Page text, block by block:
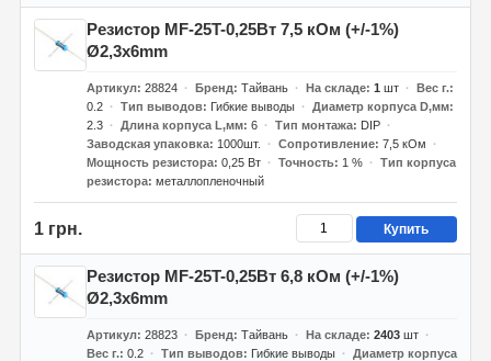
Резистор MF-25T-0,25Вт 7,5 кОм (+/-1%)
Ø2,3x6mm
Артикул 28824 Бренд Тайвань На складе 1 шт
Вес г.
0.2
Тип выводов Гибкие выводы
Диаметр корпуса D,мм
2.3
Длина корпуса L,мм 6 Тип монтажа
DIP
Заводская упаковка
1000шт. Сопротивление 7,5 кОм
Мощность резистора 0,25 Вт Точность 1 %
Тип корпуса
резистора металлопленочный
1 грн. Купить
Резистор MF-25T-0,25Вт 6,8 кОм (+/-1%)
Ø2,3x6mm
Артикул 28823 Бренд Тайвань На складе 2403шт
Вес г. 0.2 Тип выводов Гибкие выводы
Диаметр корпуса